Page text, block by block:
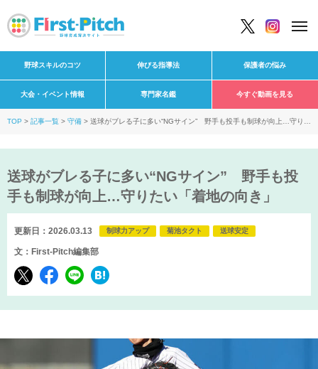
野球スキルのコツ 伸びる指導法 保護者の悩み
大会・イベント情報 専門家名鑑 今すぐ動画を見る
TOP 記事一覧 守備
送球がブレる子に多い“NGサイン” 野手も投手も制球が向上…守りた
送球がブレる子に多い“NGサイン” 野手も投
手も制球が向上…守りたい「着地の向き」
更新日：2026.03.13 制球力アップ 菊池タクト 送球安定
文：First-Pitch編集部